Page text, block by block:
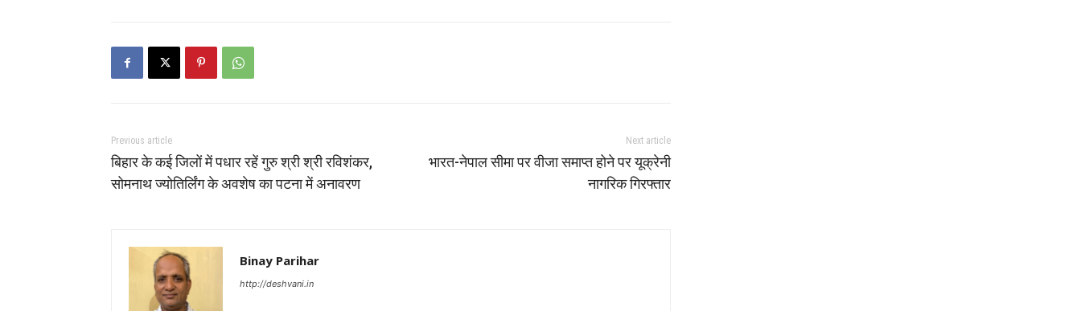
Previous article
बिहार के कई जिलों में पधार रहें गुरु श्री श्री रविशंकर,
सोमनाथ ज्योतिर्लिंग के अवशेष का पटना में अनावरण
Next article
भारत-नेपाल सीमा पर वीजा समाप्त होने पर यूक्रेनी
नागरिक गिरफ्तार
Binay Parihar
http://deshvani.in